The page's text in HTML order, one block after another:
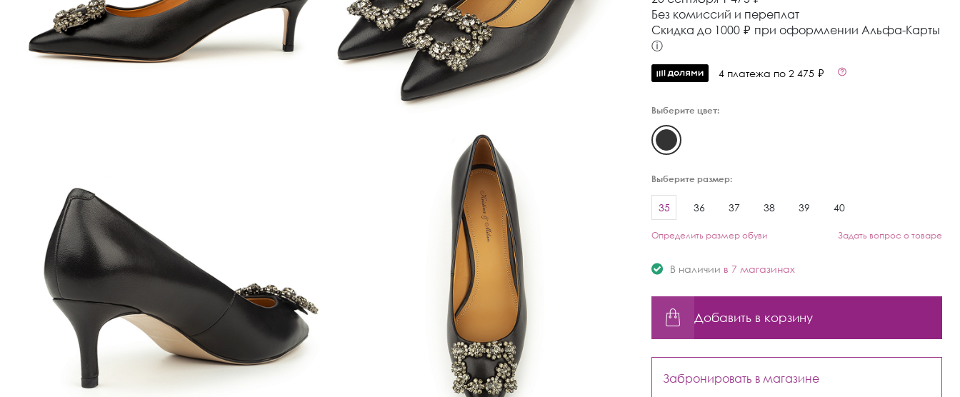
Полуботинки
Ботильоны
Кроссовки
Мюли
Полусапоги
Без комиссий и переплат
Cкидка до 1000 ₽ при оформлении Альфа-Карты
ⓘ
4 платежа по 2 475 ₽
Выберите цвет:
Выберите размер:
35 36 37 38 39 40
Определить размер обуви Задать вопрос о товаре
В наличии в 7 магазинах
Добавить в корзину
Забронировать в магазине